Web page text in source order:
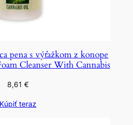
pena s výťažkom z konope
Cleanser With Cannabis
8,61 €
Kúpiť teraz